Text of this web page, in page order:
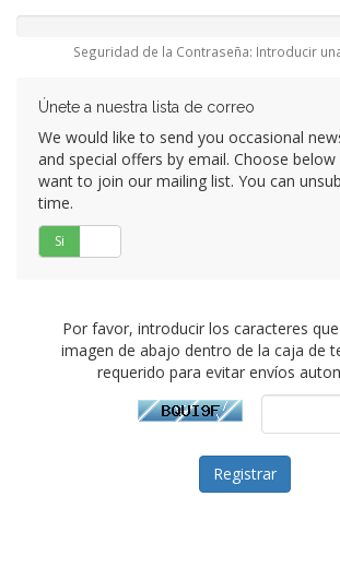
Seguridad de la Contraseña: Introducir
Únete a nuestra lista de correo
We would like to send you occasional
and special offers by email. Choose
want to join our mailing list. You can
time.
Si
Por favor, introducir los caracteres
imagen de abajo dentro de la caja de
requerido para evitar envíos